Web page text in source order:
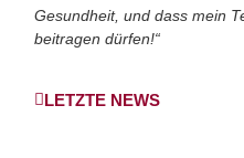
Gesundheit, und dass mein
beitragen dür­fen!“
LETZTE NEWS